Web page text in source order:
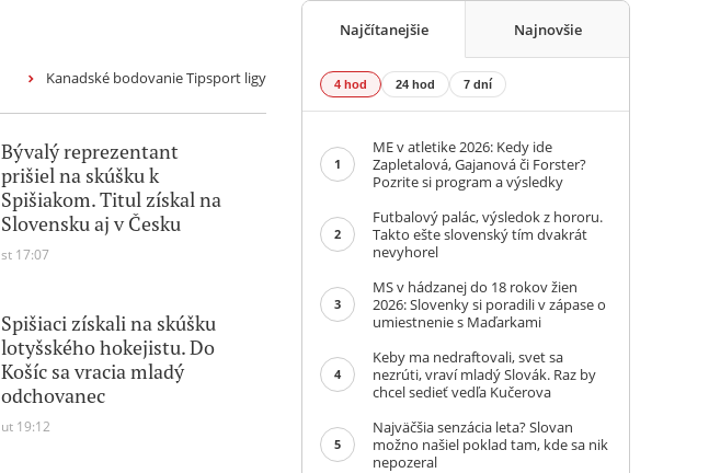
Kanadské bodovanie Tipsport ligy
Bývalý reprezentant
prišiel na skúšku k
Spišiakom. Titul získal na
Slovensku aj v Česku
st 17:07
Spišiaci získali na skúšku
lotyšského hokejistu. Do
Košíc sa vracia mladý
odchovanec
ut 19:12
Najčítanejšie Najnovšie
4 hod 24 hod 7 dní
1
ME v atletike 2026: Kedy ide
Zapletalová, Gajanová či Forster?
Pozrite si program a výsledky
2
Futbalový palác, výsledok z hororu.
Takto ešte slovenský tím dvakrát
nevyhorel
3
MS v hádzanej do 18 rokov žien
2026: Slovenky si poradili v zápase o
umiestnenie s Maďarkami
4
Keby ma nedraftovali, svet sa
nezrúti, vraví mladý Slovák. Raz by
chcel sedieť vedľa Kučerova
5
Najväčšia senzácia leta? Slovan
možno našiel poklad tam, kde sa nik
nepozeral